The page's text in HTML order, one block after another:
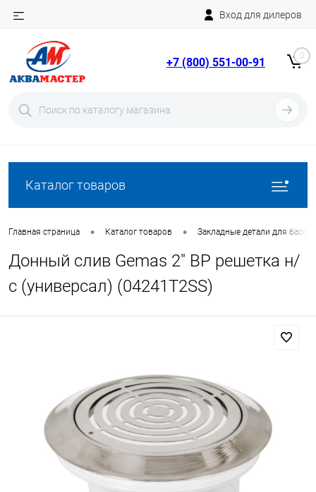
Вход для дилеров
+7 (800) 551-00-91 0
Каталог товаров
Главная страница • Каталог товаров • Закладные детали для
Донный слив Gemas 2" ВР решетка н/
с (универсал) (04241T2SS)